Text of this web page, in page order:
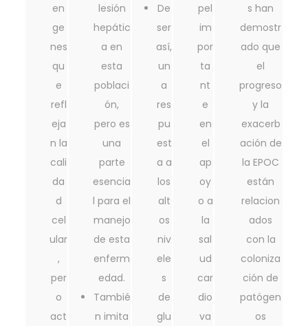
en
ge
nes
qu
e
refl
eja
n la
cali
da
d
cel
ular
,
per
o
act
lesión
hepátic
a en
esta
poblaci
ón,
pero es
una
parte
esencia
l para el
manejo
de esta
enferm
edad.
Tambié
n imita
De
ser
así,
un
a
res
pu
est
a a
los
alt
os
niv
ele
s
de
glu
pel
im
por
ta
nt
e
en
el
ap
oy
o a
la
sal
ud
car
dio
va
s han
demostr
ado que
el
progreso
y la
exacerb
ación de
la EPOC
están
relacion
ados
con la
coloniza
ción de
patógen
os